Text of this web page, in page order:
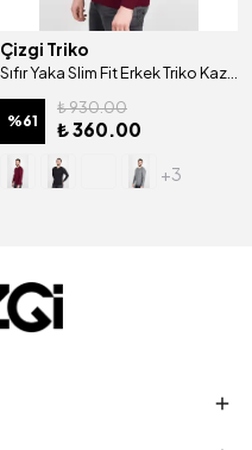
Çizgi Triko
Sıfır Yaka Slim Fit Erkek Triko Kazak - 4260C
%61
₺ 930.00
₺ 360.00
+3